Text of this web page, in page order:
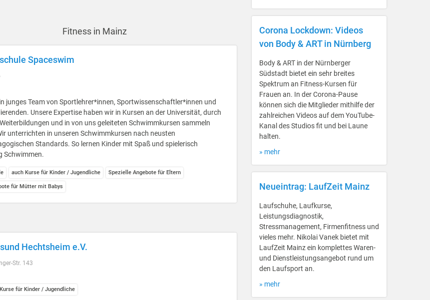
Fitness in Mainz
Spaceswim
junges Team von Sportlehrer*innen, Sportwissenschaftler*innen und
Unsere Expertise haben wir in Kursen an der Universität, durch
und in von uns geleiteten Schwimmkursen sammeln
unterrichten in unseren Schwimmkursen nach neusten
Standards. So lernen Kinder mit Spaß und spielerisch
Schwimmen.
auch Kurse für Kinder / Jugendliche Spezielle Angebote für Eltern
für Mütter mit Babys
Hechtsheim e.V.
Str. 143
für Kinder / Jugendliche
Corona Lockdown: Videos
von Body & ART in Nürnberg
Body & ART in der Nürnberger
Südstadt bietet ein sehr breites
Spektrum an Fitness-Kursen für
Frauen an. In der Corona-Pause
können sich die Mitglieder mithilfe der
zahlreichen Videos auf dem YouTube-
Kanal des Studios fit und bei Laune
halten.
» mehr
Neueintrag: LaufZeit Mainz
Laufschuhe, Laufkurse,
Leistungsdiagnostik,
Stressmanagement, Firmenfitness und
vieles mehr. Nikolai Vanek bietet mit
LaufZeit Mainz ein komplettes Waren-
und Dienstleistungsangebot rund um
den Laufsport an.
» mehr